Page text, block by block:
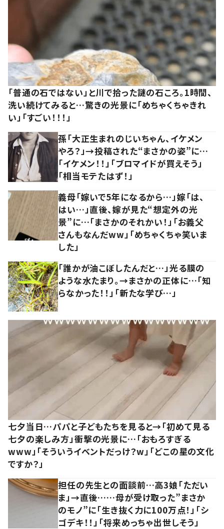
「普通の石ではない」と川で拾った謎の石ころ。1時間、
洗い続けてみると…驚きの光景に「めちゃくちゃきれ
い」「すごい！！！」
孫「大正生まれのじいちゃん、イケメン
やろ？」→投稿された“まさかの姿”に…
「イケメン！！」「ブロマイドが買えそう」
「相当モテたはず！」
義母「嫁いで5年になるから…」嫁「は、
はい…」直後、嫁が見た“想定外の光
景”に…「まさかのそれかい！」「お義父
さんもなんだww」「めちゃくちゃ笑いま
した」
「誰かが油こぼしたんだと…」光る膜の
ような水たまり。→まさかの正体に…「知
らなかった！！」「新たな学び…」
七夕当日…パパと子どもたちを見ると→「初めて見る
七夕の楽しみ方」衝撃の光景に…「おもろすぎる
www」「そういうイベントだっけ？w」「どこの星の文化
ですか？」
担任の先生との面談前…高3娘「ただい
ま」→直後……母が受け取った”まさか
のモノ”に「生き抜く力に100万点！」「シ
ゴデキ！！」「将来めっちゃ出世しそう」